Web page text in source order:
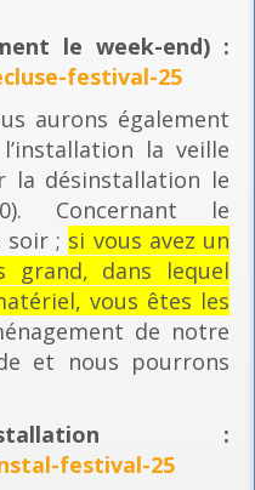
le week-end) :
festival-25
aurons également
la veille
la désinstallation le
Concernant le
soir ; si vous avez un
grand, dans lequel
vous êtes les
de notre
et nous pourrons
:
festival-25